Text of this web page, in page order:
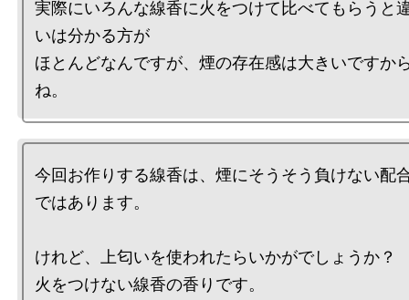
実際にいろんな線香に火をつけて比べてもらうと
いは分かる方が
ほとんどなんですが、煙の存在感は大きいですか
今回お作りする線香は、煙にそうそう負けない配
ではあります。
けれど、上匂いを使われたらいかがでしょうか？
火をつけない線香の香りです。